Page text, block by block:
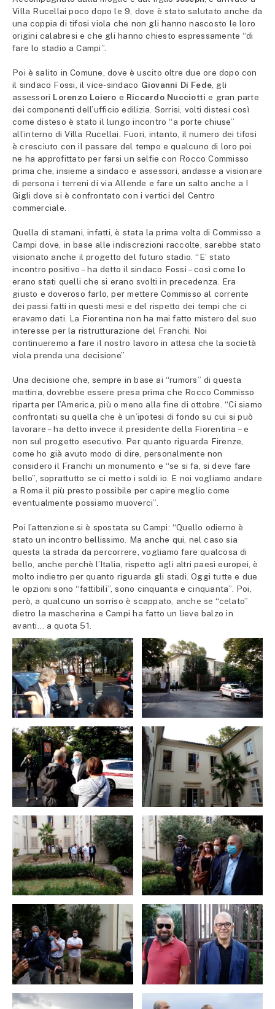
Villa Rucellai poco dopo le 9, dove è stato salutato anche da
una coppia di tifosi viola che non gli hanno nascosto le loro
origini calabresi e che gli hanno chiesto espressamente “di
fare lo stadio a Campi”.
Poi è salito in Comune, dove è uscito oltre due ore dopo con
il sindaco Fossi, il vice-sindaco Giovanni Di Fede , gli
assessori Lorenzo Loiero e Riccardo Nucciotti e gran parte
dei componenti dell’ufficio edilizia. Sorrisi, volti distesi così
come disteso è stato il lungo incontro “a porte chiuse”
all’interno di Villa Rucellai. Fuori, intanto, il numero dei tifosi
è cresciuto con il passare del tempo e qualcuno di loro poi
ne ha approfittato per farsi un selfie con Rocco Commisso
prima che, insieme a sindaco e assessori, andasse a visionare
di persona i terreni di via Allende e fare un salto anche a I
Gigli dove si è confrontato con i vertici del Centro
commerciale.
Quella di stamani, infatti, è stata la prima volta di Commisso a
Campi dove, in base alle indiscrezioni raccolte, sarebbe stato
visionato anche il progetto del futuro stadio. “E’ stato
incontro positivo – ha detto il sindaco Fossi – così come lo
erano stati quelli che si erano svolti in precedenza. Era
giusto e doveroso farlo, per mettere Commisso al corrente
dei passi fatti in questi mesi e del rispetto dei tempi che ci
eravamo dati. La Fiorentina non ha mai fatto mistero del suo
interesse per la ristrutturazione del Franchi. Noi
continueremo a fare il nostro lavoro in attesa che la società
viola prenda una decisione”.
Una decisione che, sempre in base ai “rumors” di questa
mattina, dovrebbe essere presa prima che Rocco Commisso
riparta per l’America, più o meno alla fine di ottobre. “Ci siamo
confrontati su quella che è un’ipotesi di fondo su cui si può
lavorare – ha detto invece il presidente della Fiorentina – e
non sul progetto esecutivo. Per quanto riguarda Firenze,
come ho già avuto modo di dire, personalmente non
considero il Franchi un monumento e “se si fa, si deve fare
bello”, soprattutto se ci metto i soldi io. E noi vogliamo andare
a Roma il più presto possibile per capire meglio come
eventualmente possiamo muoverci”.
Poi l’attenzione si è spostata su Campi: “Quello odierno è
stato un incontro bellissimo. Ma anche qui, nel caso sia
questa la strada da percorrere, vogliamo fare qualcosa di
bello, anche perchè l’Italia, rispetto agli altri paesi europei, è
molto indietro per quanto riguarda gli stadi. Oggi tutte e due
le opzioni sono “fattibili”, sono cinquanta e cinquanta”. Poi,
però, a qualcuno un sorriso è scappato, anche se “celato”
dietro la mascherina e Campi ha fatto un lieve balzo in
avanti… a quota 51.